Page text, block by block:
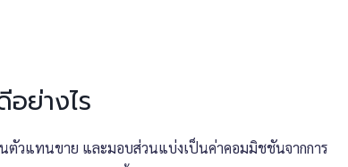
ย่างไร
ตัวแทนขาย และมอบส่วนแบ่งเป็นค่าคอมมิชชันจากการ